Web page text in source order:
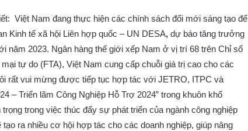
Việt Nam đang thực hiện các chính sách đổi mới sáng tạo để
Kinh tế xã hội Liên hợp quốc – UN DESA, dự báo tăng trưởng
năm 2023. Ngân hàng thế giới xếp Nam ở vị trí 68 trên Chỉ số
tự do (FTA), Việt Nam cung cấp chuỗi giá trị cao cho các
rất vui mừng được tiếp tục hợp tác với JETRO, ITPC và
– Triển lãm Công Nghiệp Hỗ Trợ 2024” trong khuôn khổ
trong việc thúc đẩy sự phát triển của ngành công nghiệp
ra nhiều cơ hội hợp tác cho các doanh nghiệp, giúp nâng